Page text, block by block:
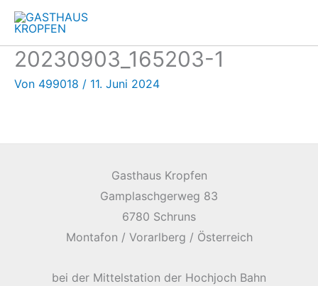
Zum
Inhalt
springen
20230903_165203-1
Von 499018 / 11. Juni 2024
Gasthaus Kropfen
Gamplaschgerweg 83
6780 Schruns
Montafon / Vorarlberg / Österreich
bei der Mittelstation der Hochjoch Bahn